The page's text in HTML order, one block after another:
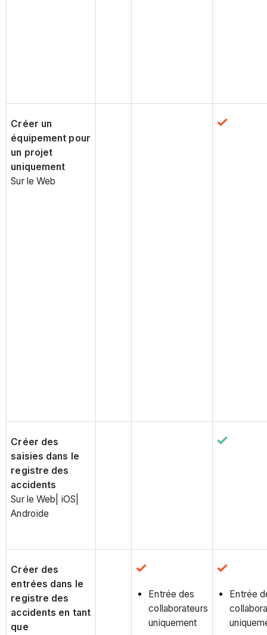
Créer un
équipement pour
un projet
uniquement
Sur le Web
Créer des
saisies dans le
registre des
accidents
Sur le Web| iOS|
Androïde
Créer des
entrées dans le
registre des
accidents en tant
que
Entrée des
collaborateurs
uniquement
Entrée